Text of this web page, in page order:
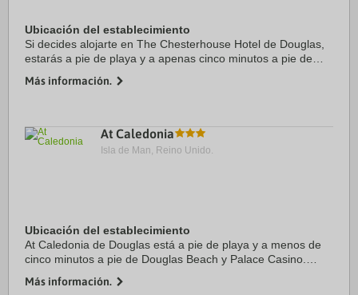
Ubicación del establecimiento
Si decides alojarte en The Chesterhouse Hotel de Douglas,
estarás a pie de playa y a apenas cinco minutos a pie de
playa se encuentra a 0,7 km de Manx ...
Más información.
At Caledonia
Isla de Man, Reino Unido.
Ubicación del establecimiento
At Caledonia de Douglas está a pie de playa y a menos de
cinco minutos a pie de Douglas Beach y Palace Casino.
Gaiety Theatre y a 1,4 km de Summerhill ...
Más información.